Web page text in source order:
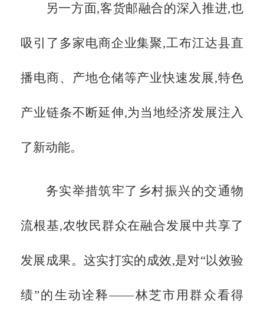
另一方面,客货邮融合的深入推进,也
吸引了多家电商企业集聚,工布江达县直
播电商、产地仓储等产业快速发展,特色
产业链条不断延伸,为当地经济发展注入
了新动能。
务实举措筑牢了乡村振兴的交通物
流根基,农牧民群众在融合发展中共享了
发展成果。这实打实的成效,是对“以效验
绩”的生动诠释——林芝市用群众看得